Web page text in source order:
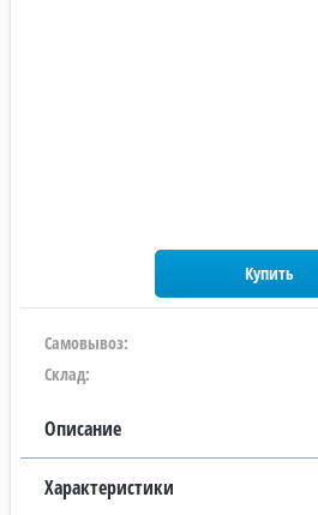
Самовывоз:
Склад:
Описание
Характеристики